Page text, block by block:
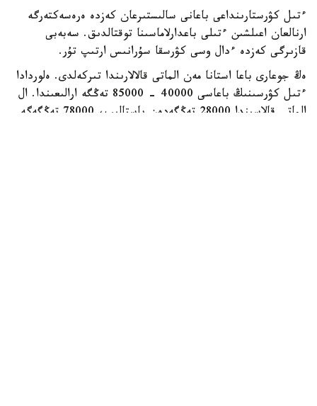
ءتىل كۋرستارىنداعى باعانى سالىستىرعان كەزدە ەرەسەكتەرگە
ارنالعان اعىلشىن ءتىلى باعدارلاماسىنا توقتالدىق. سەبەبى
قازىرگى كەزدە ءدال وسى كۋرسقا سۇرانىس ارتىپ تۇر.
ەڭ جوعارى باعا استانا مەن الماتى قالالارىندا تىركەلدى. ەلوردادا
ءتىل كۋرسىنىڭ باعاسى 40000 - 85000 تەڭگە ارالىعىندا. ال
الماتى قالاسىندا 28000 تەڭگەدەن باستالىپ، 78000 تەڭگەگە